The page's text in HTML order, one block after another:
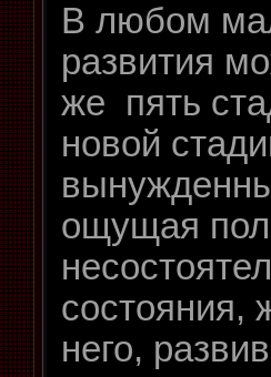
В любом
развития
же пять
новой
ощущая
состояния,
него,